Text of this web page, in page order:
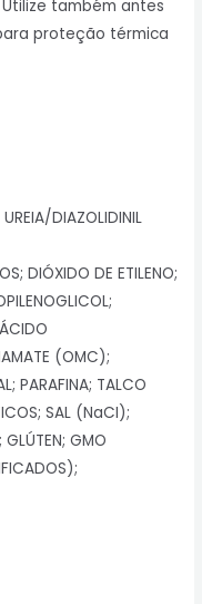
também antes
proteção térmica
DIAZOLIDINIL
DIÓXIDO DE ETILENO;
(OMC);
PARAFINA; TALCO
SAL (NaCI);
GLÚTEN; GMO